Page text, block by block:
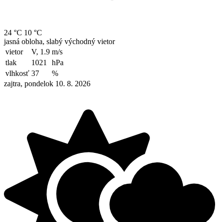
24 °C 10 °C
jasná obloha, slabý východný vietor
vietor
V, 1.9 m/s
tlak
1021
hPa
vlhkosť 37
%
zajtra, pondelok 10. 8. 2026